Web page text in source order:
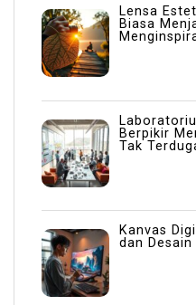
Lensa
Biasa
Berpikir
Tak
Kanvas
dan